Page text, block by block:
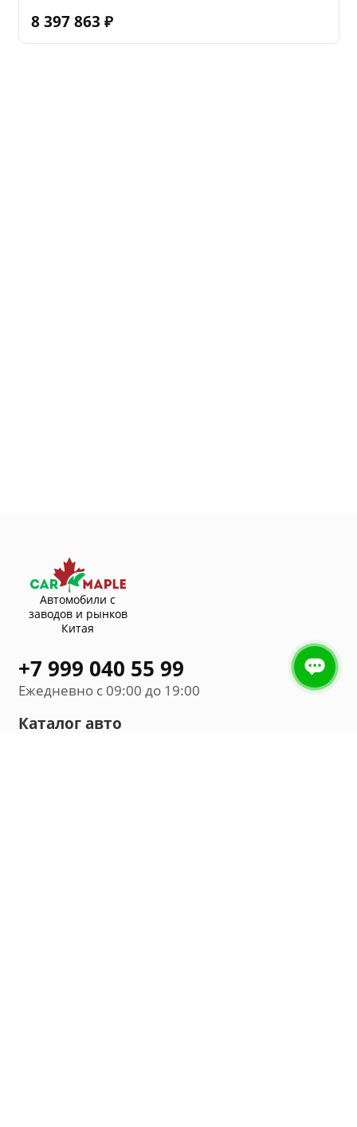
8 397 863 ₽
Автомобили с
заводов и рынков
Китая
+7 999 040 55 99
Ежедневно с 09:00 до 19:00
Каталог авто